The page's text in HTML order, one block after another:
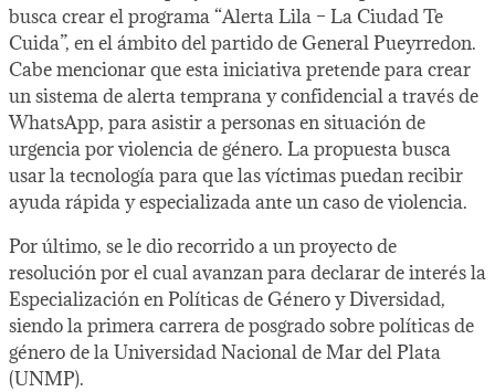
busca crear el programa “Alerta Lila – La Ciudad Te
Cuida”, en el ámbito del partido de General Pueyrredon.
Cabe mencionar que esta iniciativa pretende para crear
un sistema de alerta temprana y confidencial a través de
WhatsApp, para asistir a personas en situación de
urgencia por violencia de género. La propuesta busca
usar la tecnología para que las víctimas puedan recibir
ayuda rápida y especializada ante un caso de violencia.
Por último, se le dio recorrido a un proyecto de
resolución por el cual avanzan para declarar de interés la
Especialización en Políticas de Género y Diversidad,
siendo la primera carrera de posgrado sobre políticas de
género de la Universidad Nacional de Mar del Plata
(UNMP).